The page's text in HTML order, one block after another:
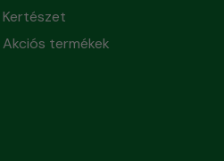
Kertészet
Akciós termékek